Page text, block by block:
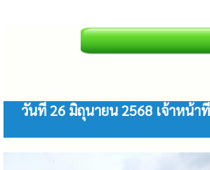
วันที่ 26 มิถุนายน 2568 เจ้าหน้า